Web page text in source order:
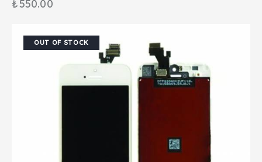
₺550.00
OUT OF STOCK